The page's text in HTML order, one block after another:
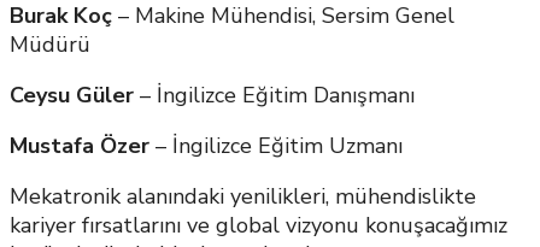
Burak Koç – Makine Mühendisi, Sersim Genel
Müdürü
Ceysu Güler – İngilizce Eğitim Danışmanı
Mustafa Özer – İngilizce Eğitim Uzmanı
Mekatronik alanındaki yenilikleri, mühendislikte
kariyer fırsatlarını ve global vizyonu konuşacağımız